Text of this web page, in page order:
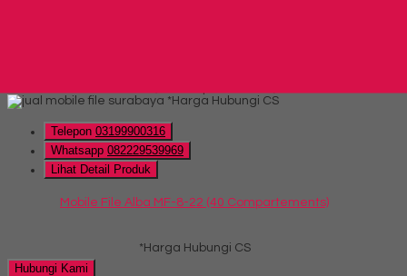
*Harga Hubungi CS
Telepon 03199900316
Whatsapp 082229539969
Lihat Detail Produk
Mobile File Alba MF-8-22 (40 Compartements)
*Harga Hubungi CS
Hubungi Kami